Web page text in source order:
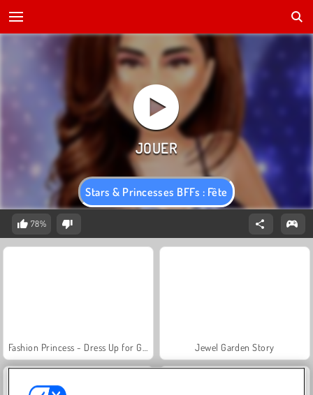
Stars & Princesses BFFs : Fête
78%
Jewel Garden Story